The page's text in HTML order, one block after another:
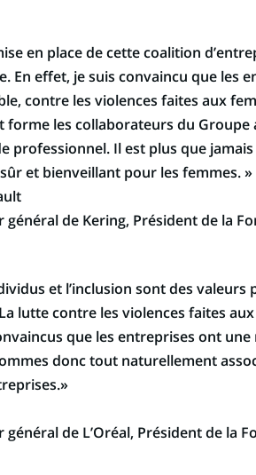
en place de cette coalition
En effet, je suis convaincu que les
contre les violences faites aux
forme les collaborateurs du
professionnel. Il est plus que
et bienveillant pour les femmes. »
de Kering, Président de la
et l’inclusion sont des
lutte contre les violences faites
que les entreprises ont
donc tout naturellement
de L’Oréal, Président de la